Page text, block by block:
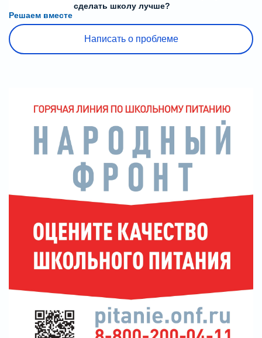
Решаем вместе
или знаете, как сделать школу лучше?
Написать о проблеме